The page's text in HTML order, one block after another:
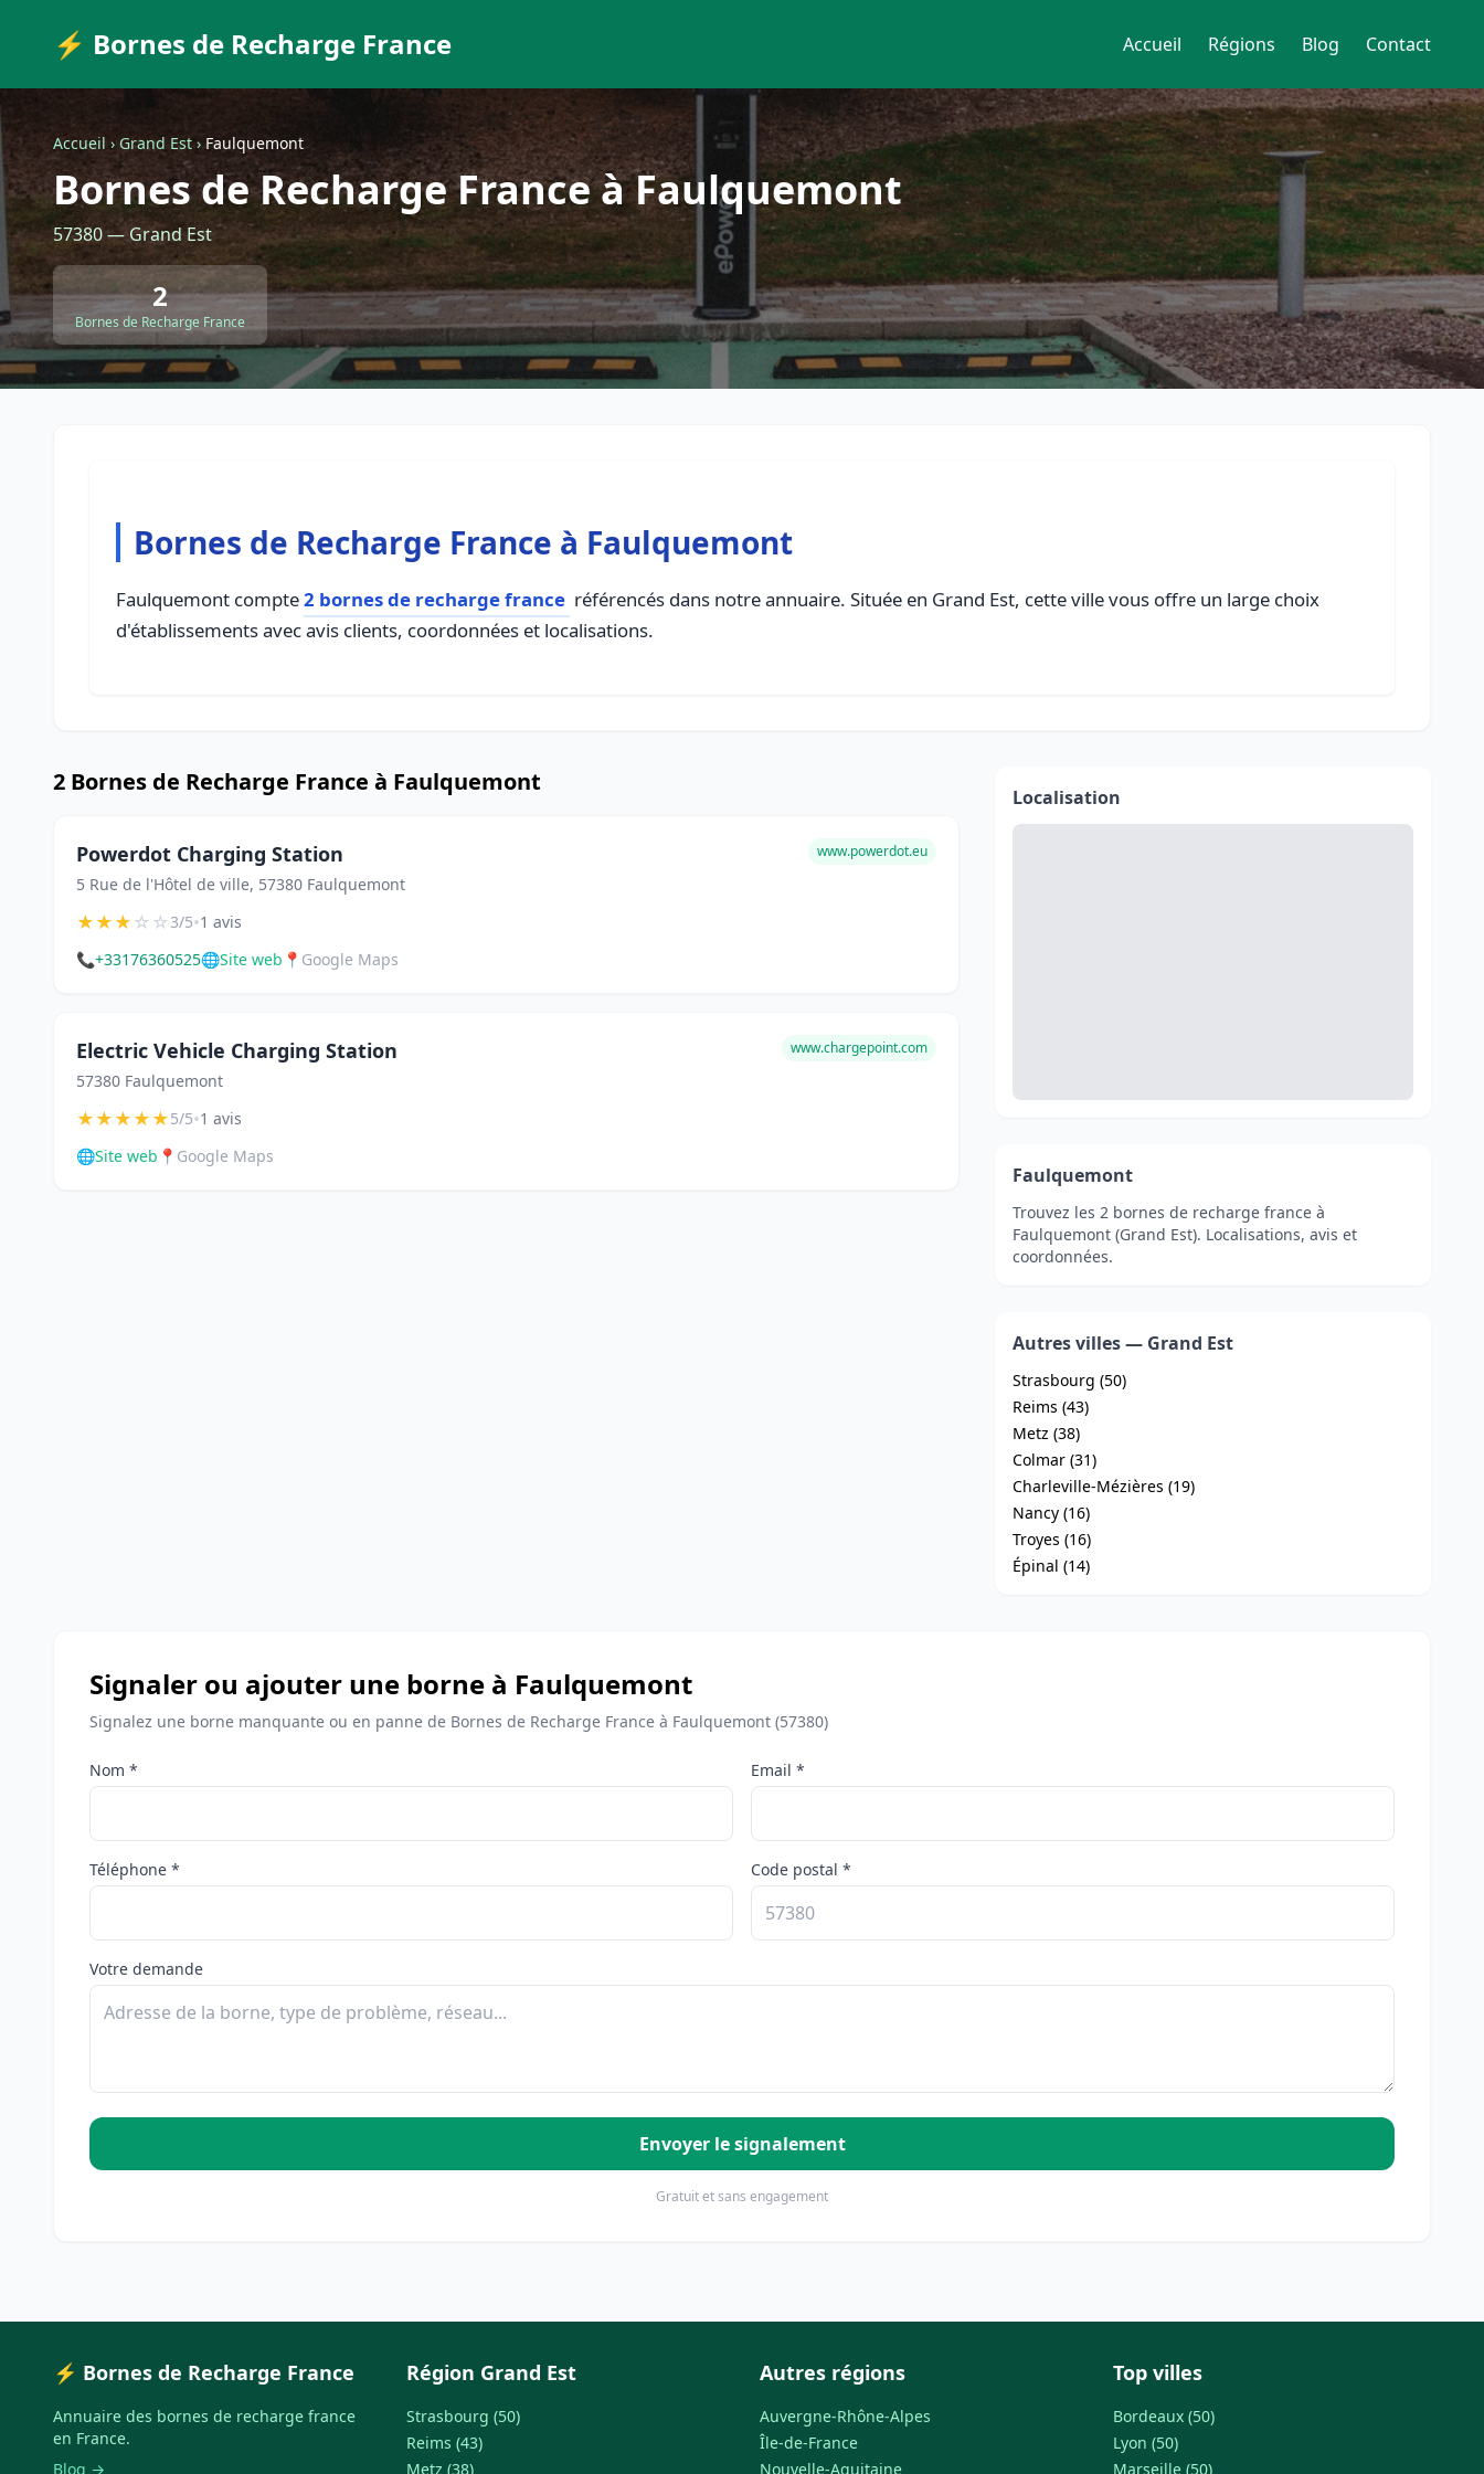
⚡ Bornes de Recharge France Accueil Régions Blog Contact
Accueil › Grand Est › Faulquemont
Bornes de Recharge France à Faulquemont
57380 — Grand Est
2
Bornes de Recharge France
Bornes de Recharge France à Faulquemont
Faulquemont compte2 bornes de recharge france référencés dans notre annuaire. Située en Grand Est, cette ville vous offre un large choix
d'établissements avec avis clients, coordonnées et localisations.
2 Bornes de Recharge France à Faulquemont
Powerdot Charging Station
5 Rue de l'Hôtel de ville, 57380 Faulquemont
www.powerdot.eu
★★★☆☆3/5•1 avis
📞+33176360525🌐Site web 📍 Google Maps
Electric Vehicle Charging Station
57380 Faulquemont
www.chargepoint.com
★★★★★5/5•1 avis
🌐Site web 📍 Google Maps
Localisation
Faulquemont
Trouvez les 2 bornes de recharge france à
Faulquemont (Grand Est). Localisations, avis et
coordonnées.
Autres villes — Grand Est
Strasbourg (50)
Reims (43)
Metz (38)
Colmar (31)
Charleville-Mézières (19)
Nancy (16)
Troyes (16)
Épinal (14)
Signaler ou ajouter une borne à Faulquemont
Signalez une borne manquante ou en panne de Bornes de Recharge France à Faulquemont (57380)
Nom * Email *
Téléphone * Code postal *
Votre demande
Envoyer le signalement
Gratuit et sans engagement
⚡ Bornes de Recharge France
Annuaire des bornes de recharge france
en France.
Blog →
Région Grand Est
Strasbourg (50)
Reims (43)
Metz (38)
Autres régions
Auvergne-Rhône-Alpes
Île-de-France
Nouvelle-Aquitaine
Top villes
Bordeaux (50)
Lyon (50)
Marseille (50)